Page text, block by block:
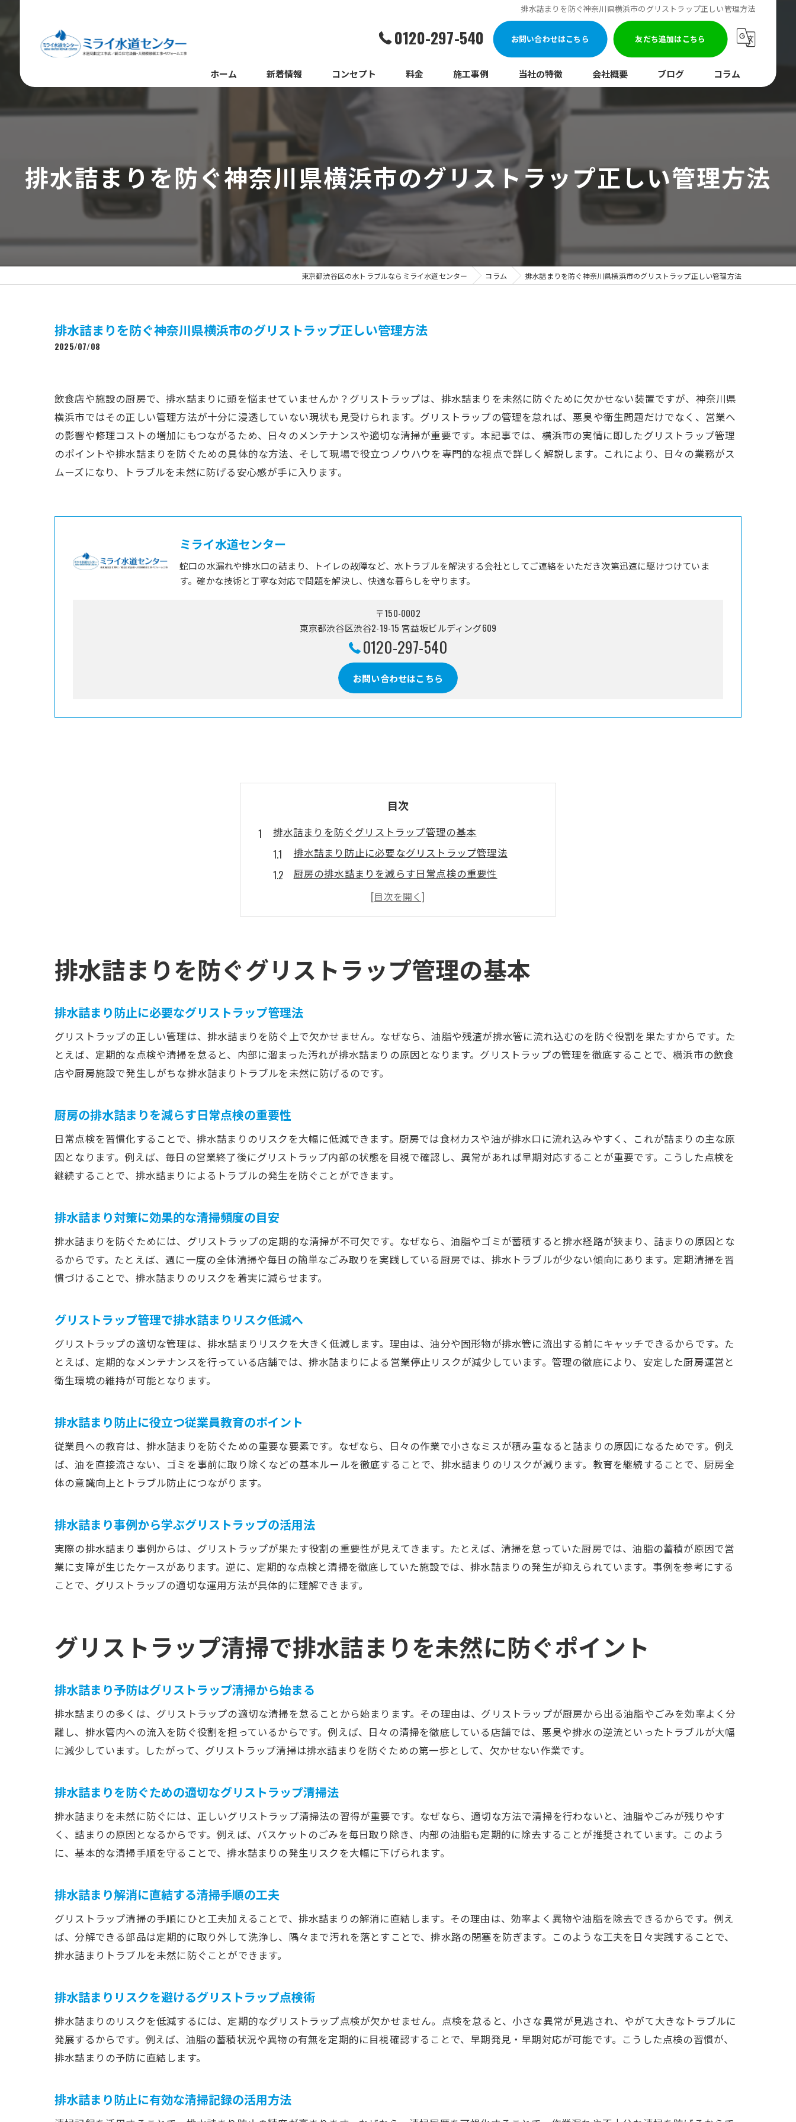
排水詰まりを防ぐ神奈川県横浜市のグリストラップ正しい管理方法
0120-297-540 お問い合わせはこちら 友だち追加はこちら
ホーム 新着情報 コンセプト 料金 施工事例 当社の特徴
給湯器
トイレ
会社概要 ブログ コラム
排水詰まりを防ぐ神奈川県横浜市のグリストラップ正しい管理方法
東京都渋谷区の水トラブルならミライ水道センター コラム 排水詰まりを防ぐ神奈川県横浜市のグリストラップ正しい管理方法
排水詰まりを防ぐ神奈川県横浜市のグリストラップ正しい管理方法
2025/07/08
飲食店や施設の厨房で、排水詰まりに頭を悩ませていませんか？グリストラップは、排水詰まりを未然に防ぐために欠かせない装置ですが、神奈川県
横浜市ではその正しい管理方法が十分に浸透していない現状も見受けられます。グリストラップの管理を怠れば、悪臭や衛生問題だけでなく、営業へ
の影響や修理コストの増加にもつながるため、日々のメンテナンスや適切な清掃が重要です。本記事では、横浜市の実情に即したグリストラップ管理
のポイントや排水詰まりを防ぐための具体的な方法、そして現場で役立つノウハウを専門的な視点で詳しく解説します。これにより、日々の業務がス
ムーズになり、トラブルを未然に防げる安心感が手に入ります。
ミライ水道センター
蛇口の水漏れや排水口の詰まり、トイレの故障など、水トラブルを解決する会社としてご連絡をいただき次第迅速に駆けつけていま
す。確かな技術と丁寧な対応で問題を解決し、快適な暮らしを守ります。
〒150-0002
東京都渋谷区渋谷2-19-15 宮益坂ビルディング609
0120-297-540
お問い合わせはこちら
目次
排水詰まりを防ぐグリストラップ管理の基本
排水詰まり防止に必要なグリストラップ管理法
厨房の排水詰まりを減らす日常点検の重要性
排水詰まり対策に効果的な清掃頻度の目安
グリストラップ管理で排水詰まりリスク低減へ
排水詰まり事例から学ぶグリストラップの活用法
グリストラップ清掃で排水詰まりを未然に防ぐポイント
排水詰まりを防ぐための適切なグリストラップ清掃法
排水詰まり解消に直結する清掃手順の工夫
排水詰まりリスクを避けるグリストラップ点検術
排水詰まり防止に有効な清掃記録の活用方法
グリストラップ設置基準と排水詰まり対策のコツ
排水詰まりを防ぐ設置基準の理解と実践法
排水詰まり対策に必須なグリストラップ設置基準
排水詰まりリスクを減らす設置基準のポイント
排水詰まり防止のための設置基準見直し方法
排水詰まりを防ぐためのグリストラップ容量計算法
排水詰まり防止に必要な容量計算法の基本
排水詰まりリスクを下げる容量計算のポイント
排水詰まり予防とグリストラップ容量の関係性
排水詰まりを防ぐ最適な容量設定の考え方
排水詰まり対策を現場の指定工事店が徹底解説
排水詰まりを防ぐ指定工事店の管理アドバイス
排水詰まりリスク回避に効く現場の実践例
排水詰まりの相談先と指定工事店の選び方
グリストラップ清掃で厨房の排水詰まりを防ぐ方法
排水詰まりを防ぐ厨房のグリストラップ清掃法
排水詰まり防止のための日々の清掃チェック
排水詰まりリスクを抑える清掃作業の工夫
排水詰まりを防ぐ清掃教育の重要性
排水詰まりを防ぐための管理ノウハウ公開
排水詰まりを抑えるための日常管理テクニック
排水詰まり対策に強い現場ノウハウの実践法
排水詰まり防止ノウハウをスタッフで共有
排水詰まりを防ぐためのグリーストラップ正しい使い方
排水詰まりを未然に防ぐ日常の運用ルール
排水詰まりを防ぐグリストラップ管理の基本
排水詰まり防止に必要なグリストラップ管理法
グリストラップの正しい管理は、排水詰まりを防ぐ上で欠かせません。なぜなら、油脂や残渣が排水管に流れ込むのを防ぐ役割を果たすからです。た
とえば、定期的な点検や清掃を怠ると、内部に溜まった汚れが排水詰まりの原因となります。グリストラップの管理を徹底することで、横浜市の飲食
店や厨房施設で発生しがちな排水詰まりトラブルを未然に防げるのです。
厨房の排水詰まりを減らす日常点検の重要性
日常点検を習慣化することで、排水詰まりのリスクを大幅に低減できます。厨房では食材カスや油が排水口に流れ込みやすく、これが詰まりの主な原
因となります。例えば、毎日の営業終了後にグリストラップ内部の状態を目視で確認し、異常があれば早期対応することが重要です。こうした点検を
継続することで、排水詰まりによるトラブルの発生を防ぐことができます。
排水詰まり対策に効果的な清掃頻度の目安
排水詰まりを防ぐためには、グリストラップの定期的な清掃が不可欠です。なぜなら、油脂やゴミが蓄積すると排水経路が狭まり、詰まりの原因とな
るからです。たとえば、週に一度の全体清掃や毎日の簡単なごみ取りを実践している厨房では、排水トラブルが少ない傾向にあります。定期清掃を習
慣づけることで、排水詰まりのリスクを着実に減らせます。
グリストラップ管理で排水詰まりリスク低減へ
グリストラップの適切な管理は、排水詰まりリスクを大きく低減します。理由は、油分や固形物が排水管に流出する前にキャッチできるからです。た
とえば、定期的なメンテナンスを行っている店舗では、排水詰まりによる営業停止リスクが減少しています。管理の徹底により、安定した厨房運営と
衛生環境の維持が可能となります。
排水詰まり防止に役立つ従業員教育のポイント
従業員への教育は、排水詰まりを防ぐための重要な要素です。なぜなら、日々の作業で小さなミスが積み重なると詰まりの原因になるためです。例え
ば、油を直接流さない、ゴミを事前に取り除くなどの基本ルールを徹底することで、排水詰まりのリスクが減ります。教育を継続することで、厨房全
体の意識向上とトラブル防止につながります。
排水詰まり事例から学ぶグリストラップの活用法
実際の排水詰まり事例からは、グリストラップが果たす役割の重要性が見えてきます。たとえば、清掃を怠っていた厨房では、油脂の蓄積が原因で営
業に支障が生じたケースがあります。逆に、定期的な点検と清掃を徹底していた施設では、排水詰まりの発生が抑えられています。事例を参考にする
ことで、グリストラップの適切な運用方法が具体的に理解できます。
グリストラップ清掃で排水詰まりを未然に防ぐポイント
排水詰まり予防はグリストラップ清掃から始まる
排水詰まりの多くは、グリストラップの適切な清掃を怠ることから始まります。その理由は、グリストラップが厨房から出る油脂やごみを効率よく分
離し、排水管内への流入を防ぐ役割を担っているからです。例えば、日々の清掃を徹底している店舗では、悪臭や排水の逆流といったトラブルが大幅
に減少しています。したがって、グリストラップ清掃は排水詰まりを防ぐための第一歩として、欠かせない作業です。
排水詰まりを防ぐための適切なグリストラップ清掃法
排水詰まりを未然に防ぐには、正しいグリストラップ清掃法の習得が重要です。なぜなら、適切な方法で清掃を行わないと、油脂やごみが残りやす
く、詰まりの原因となるからです。例えば、バスケットのごみを毎日取り除き、内部の油脂も定期的に除去することが推奨されています。このよう
に、基本的な清掃手順を守ることで、排水詰まりの発生リスクを大幅に下げられます。
排水詰まり解消に直結する清掃手順の工夫
グリストラップ清掃の手順にひと工夫加えることで、排水詰まりの解消に直結します。その理由は、効率よく異物や油脂を除去できるからです。例え
ば、分解できる部品は定期的に取り外して洗浄し、隅々まで汚れを落とすことで、排水路の閉塞を防ぎます。このような工夫を日々実践することで、
排水詰まりトラブルを未然に防ぐことができます。
排水詰まりリスクを避けるグリストラップ点検術
排水詰まりのリスクを低減するには、定期的なグリストラップ点検が欠かせません。点検を怠ると、小さな異常が見逃され、やがて大きなトラブルに
発展するからです。例えば、油脂の蓄積状況や異物の有無を定期的に目視確認することで、早期発見・早期対応が可能です。こうした点検の習慣が、
排水詰まりの予防に直結します。
排水詰まり防止に有効な清掃記録の活用方法